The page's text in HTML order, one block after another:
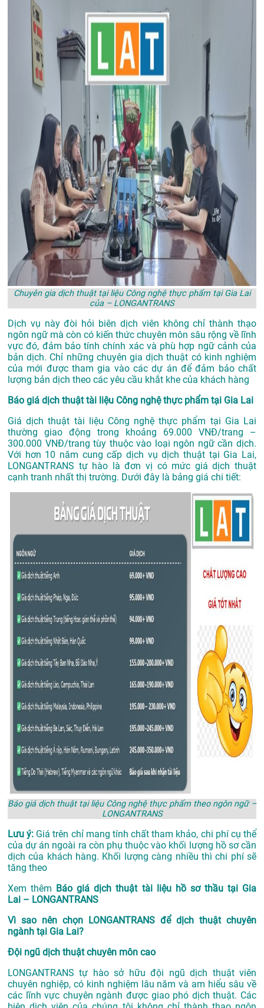
Chuyên gia dịch thuật tại liệu Công nghệ thực phẩm tại Gia Lai
của – LONGANTRANS
Dịch vụ này đòi hỏi biên dịch viên không chỉ thành thạo
ngôn ngữ mà còn có kiến thức chuyên môn sâu rộng về lĩnh
vực đó, đảm bảo tính chính xác và phù hợp ngữ cảnh của
bản dịch. Chỉ những chuyên gia dịch thuật có kinh nghiệm
của mới được tham gia vào các dự án để đảm bảo chất
lượng bản dịch theo các yêu cầu khắt khe của khách hàng
Báo giá dịch thuật tài liệu Công nghệ thực phẩm tại Gia Lai
Giá dịch thuật tài liệu Công nghệ thực phẩm tại Gia Lai
thường giao động trong khoảng 69.000 VNĐ/trang –
300.000 VNĐ/trang tùy thuộc vào loại ngôn ngữ cần dịch.
Với hơn 10 năm cung cấp dịch vụdịch thuật tại Gia Lai,
LONGANTRANS tự hào là đơn vị có mức giá dịch thuật
cạnh tranh nhất thị trường. Dưới đây là bảng giá chi tiết:
Báo giá dịch thuật tại liệu Công nghệ thực phẩm theo ngôn ngữ –
LONGANTRANS
Lưu ý: Giá trên chỉ mang tính chất tham khảo, chi phí cụ thể
của dự án ngoài ra còn phụ thuộc vào khối lượng hồ sơ cần
dịch của khách hàng. Khối lượng càng nhiều thì chi phí sẽ
tăng theo
Xem thêm Báo giá dịch thuật tài liệu hồ sơ thầu tại Gia
Lai – LONGANTRANS
Vì sao nên chọn LONGANTRANS để dịch thuật chuyên
ngành tại Gia Lai?
Đội ngũ dịch thuật chuyên môn cao
LONGANTRANS tự hào sở hữu đội ngũ dịch thuật viên
chuyên nghiệp, có kinh nghiệm lâu năm và am hiểu sâu về
các lĩnh vực chuyên ngành được giao phó dịch thuật. Các